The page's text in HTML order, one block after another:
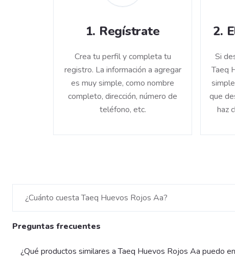
1. Regístrate
Crea tu perfil y completa tu
registro. La información a agregar
es muy simple, como nombre
completo, dirección, número de
teléfono, etc.
2.
Si
Taeq
que
haz
¿Cuánto cuesta Taeq Huevos Rojos Aa?
Preguntas frecuentes
¿Qué productos similares a Taeq Huevos Rojos Aa puedo